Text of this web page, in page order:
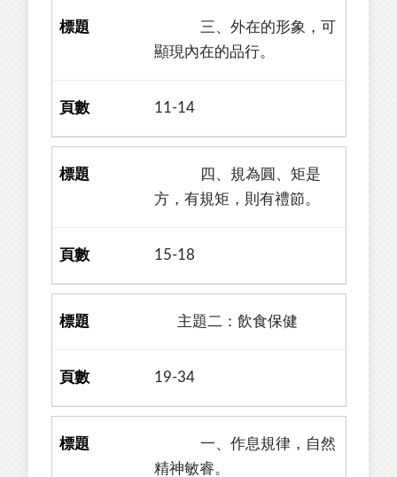
三、外在的形象，可
顯現內在的品行。
11-14
四、規為圓、矩是
方，有規矩，則有禮節。
15-18
主題二：飲食保健
19-34
一、作息規律，自然
精神敏睿。